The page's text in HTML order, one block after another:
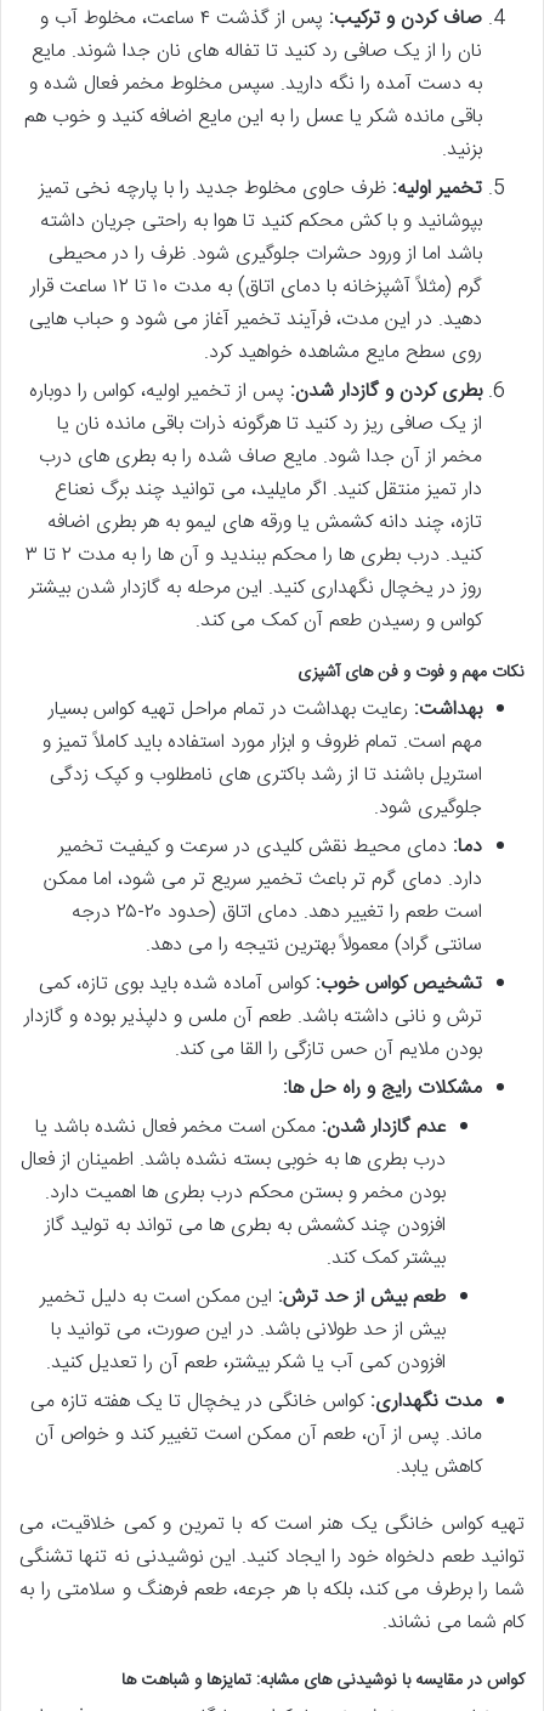
صاف کردن و ترکیب:
پس از گذشت ۴ ساعت، مخلوط آب و
نان را از یک صافی رد کنید تا تفاله های نان جدا شوند. مایع
به دست آمده را نگه دارید. سپس مخلوط مخمر فعال شده و
باقی مانده شکر یا عسل را به این مایع اضافه کنید و خوب هم
بزنید.
تخمیر اولیه: ظرف حاوی مخلوط جدید را با پارچه نخی تمیز
بپوشانید و با کش محکم کنید تا هوا به راحتی جریان داشته
باشد اما از ورود حشرات جلوگیری شود. ظرف را در محیطی
گرم (مثلاً آشپزخانه با دمای اتاق) به مدت ۱۰ تا ۱۲ ساعت قرار
دهید. در این مدت، فرآیند تخمیر آغاز می شود و حباب هایی
روی سطح مایع مشاهده خواهید کرد.
بطری کردن و گازدار شدن: پس از تخمیر اولیه، کواس را دوباره
از یک صافی ریز رد کنید تا هرگونه ذرات باقی مانده نان یا
مخمر از آن جدا شود. مایع صاف شده را به بطری های درب
دار تمیز منتقل کنید. اگر مایلید، می توانید چند برگ نعناع
تازه، چند دانه کشمش یا ورقه های لیمو به هر بطری اضافه
کنید. درب بطری ها را محکم ببندید و آن ها را به مدت ۲ تا ۳
روز در یخچال نگهداری کنید. این مرحله به گازدار شدن بیشتر
کواس و رسیدن طعم آن کمک می کند.
نکات مهم و فوت و فن های آشپزی
بهداشت: رعایت بهداشت در تمام مراحل تهیه کواس بسیار
مهم است. تمام ظروف و ابزار مورد استفاده باید کاملاً تمیز و
استریل باشند تا از رشد باکتری های نامطلوب و کپک زدگی
جلوگیری شود.
دما: دمای محیط نقش کلیدی در سرعت و کیفیت تخمیر
دارد. دمای گرم تر باعث تخمیر سریع تر می شود، اما ممکن
است طعم را تغییر دهد. دمای اتاق (حدود ۲۰-۲۵ درجه
سانتی گراد) معمولاً بهترین نتیجه را می دهد.
تشخیص کواس خوب:کواس آماده شده باید بوی تازه، کمی
ترش و نانی داشته باشد. طعم آن ملس و دلپذیر بوده و گازدار
بودن ملایم آن حس تازگی را القا می کند.
مشکلات رایج و راه حل ها:
عدم گازدار شدن: ممکن است مخمر فعال نشده باشد یا
درب بطری ها به خوبی بسته نشده باشد. اطمینان از فعال
بودن مخمر و بستن محکم درب بطری ها اهمیت دارد.
افزودن چند کشمش به بطری ها می تواند به تولید گاز
بیشتر کمک کند.
طعم بیش از حد ترش: این ممکن است به دلیل تخمیر
بیش از حد طولانی باشد. در این صورت، می توانید با
افزودن کمی آب یا شکر بیشتر، طعم آن را تعدیل کنید.
مدت نگهداری:کواس خانگی در یخچال تا یک هفته تازه می
ماند. پس از آن، طعم آن ممکن است تغییر کند و خواص آن
کاهش یابد.
تهیه کواس خانگی یک هنر است که با تمرین و کمی خلاقیت، می
توانید طعم دلخواه خود را ایجاد کنید. این نوشیدنی نه تنها تشنگی
شما را برطرف می کند، بلکه با هر جرعه، طعم فرهنگ و سلامتی را به
کام شما می نشاند.
کواس در مقایسه با نوشیدنی های مشابه: تمایزها و شباهت ها